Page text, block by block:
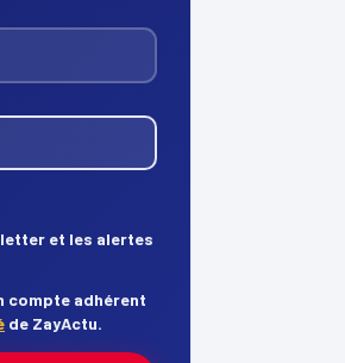
et les alertes
compte adhérent
de ZayActu.